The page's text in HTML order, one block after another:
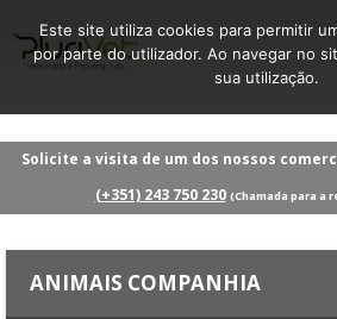
Solicite a visita de um dos nossos
(+351) 243 750 230 (Chamada para a
ANIMAIS COMPANHIA
Este site utiliza cookies para permitir
por parte do utilizador. Ao navegar no
sua utilização.